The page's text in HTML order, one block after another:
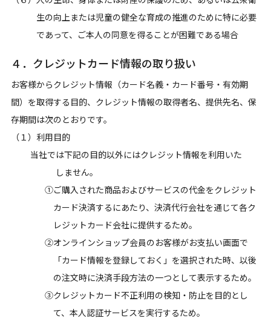
生の向上または児童の健全な育成の推進のために特に必要
であって、ご本人の同意を得ることが困難である場合
４．クレジットカード情報の取り扱い
お客様からクレジット情報（カード名義・カード番号・有効期
間）を取得する目的、クレジット情報の取得者名、提供先名、保
存期間は次のとおりです。
（１）利用目的
当社では下記の目的以外にはクレジット情報を利用いた
しません。
①ご購入された商品およびサービスの代金をクレジット
カード決済するにあたり、決済代行会社を通じて各ク
レジットカード会社に提供するため。
②オンラインショップ会員のお客様がお支払い画面で
「カード情報を登録しておく」を選択された時、以後
の注文時に決済手段方法の一つとして表示するため。
③クレジットカード不正利用の検知・防止を目的とし
て、本人認証サービスを実行するため。